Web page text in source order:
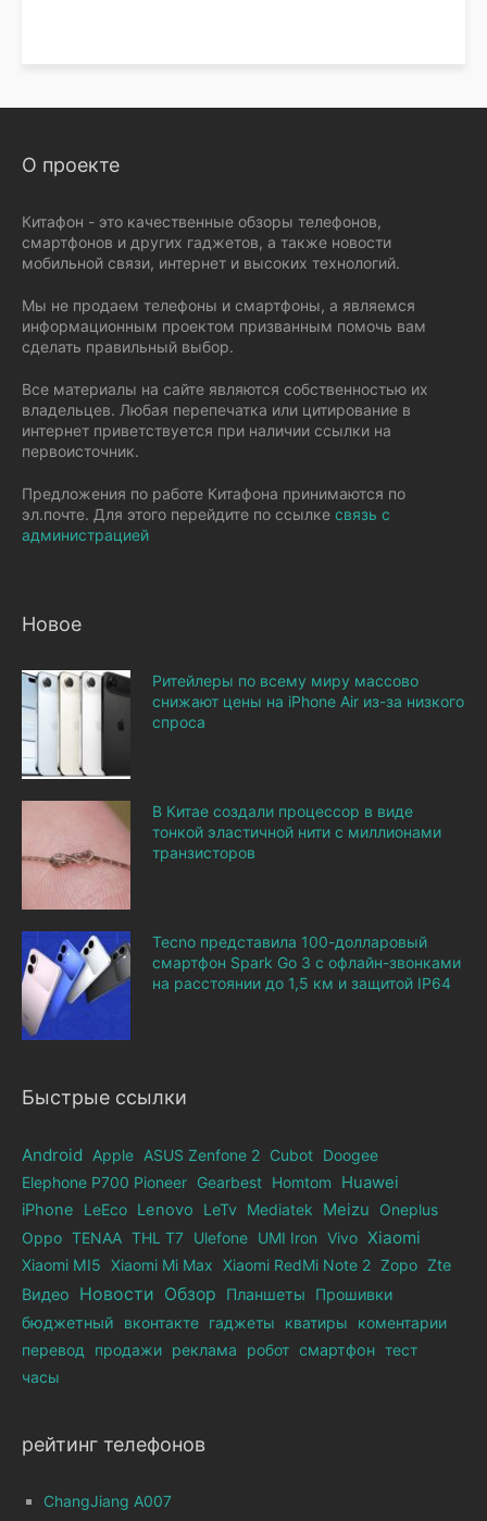
О проекте
Китафон - это качественные обзоры телефонов,
смартфонов и других гаджетов, а также новости
мобильной связи, интернет и высоких технологий.
Мы не продаем телефоны и смартфоны, а являемся
информационным проектом призванным помочь вам
сделать правильный выбор.
Все материалы на сайте являются собственностью их
владельцев. Любая перепечатка или цитирование в
интернет приветствуется при наличии ссылки на
первоисточник.
Предложения по работе Китафона принимаются по
эл.почте. Для этого перейдите по ссылке связь с
администрацией
Новое
Ритейлеры по всему миру массово
снижают цены на iPhone Air из-за низкого
спроса
В Китае создали процессор в виде
тонкой эластичной нити с миллионами
транзисторов
Tecno представила 100-долларовый
смартфон Spark Go 3 с офлайн-звонками
на расстоянии до 1,5 км и защитой IP64
Быстрые ссылки
Android Apple ASUS Zenfone 2 Cubot Doogee
Elephone Р700 Pioneer Gearbest Homtom
Huawei
iPhone
LeEco Lenovo LeTv Mediatek Meizu
Oneplus
Oppo TENAA THL T7 Ulefone UMI Iron Vivo Xiaomi
Xiaomi MI5 Xiaomi Mi Max Xiaomi RedMi Note 2 Zopo Zte
Видео Новости Обзор Планшеты
Прошивки
бюджетный
вконтакте гаджеты кватиры
коментарии
перевод продажи реклама робот смартфон тест
часы
рейтинг телефонов
ChangJiang A007